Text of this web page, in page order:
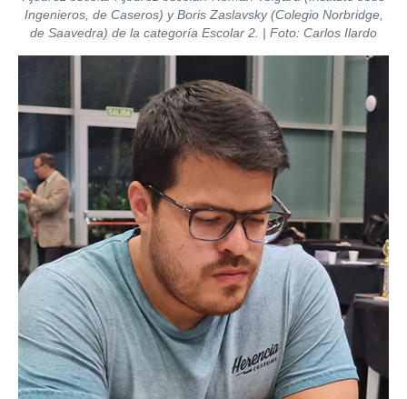
Ingenieros, de Caseros) y Boris Zaslavsky (Colegio Norbridge,
de Saavedra) de la categoría Escolar 2. | Foto: Carlos Ilardo